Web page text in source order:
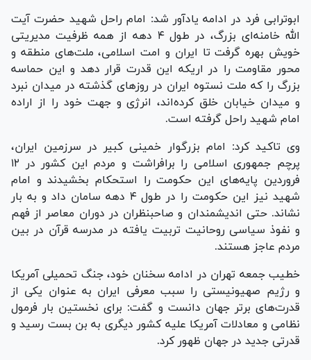
ابوترابی فرد در ادامه یادآور شد: امام راحل شهید حضرت آیت
الله خامنه‌ای بزرگ، در طول ۴ دهه از همه ظرفیت مدیریتی
خویش بهره گرفت تا ایران و امت اسلامی، ملت‌های منطقه و
محور مقاومت را در اریکه این قدرت قرار دهد و این حماسه
بزرگ را که ملت نستوه ایران در روز‌های گذشته در میدان نبرد
و میدان خیابان خلق کرده‌اند، انرژی و جهت خود را از اراده
امام شهید راحل گرفته است.
وی تاکید کرد: امام بزرگوار خمینی کبیر در سرزمین ایران،
پرچم جمهوری اسلامی را برافراشت و مردم این کشور در ۱۲
فروردین پایه‌های این حکومت را استحکام بخشیدند و امام
شهید نیز این حکومت را در طول ۴ دهه سامان داد و به بار
نشاند. حتی اندیشمندان و صاحبنظران در دوران معاصر از فهم
و نفوذ سیاسی روحانیت تربیت یافته در مدرسه قرآن در بین
مردم عاجز هستند.
خطیب جمعه تهران در ادامه سخنان خود، جنگ تحمیلی آمریکا
و رژیم صهیونیستی را سبب معرفی ایران به عنوان یکی از
قدرت‌های برتر جهان دانست و گفت: برای نخستین بار فرمول
نظامی و معادلات آمریکا علیه کشور دیگری به بن بست رسید و
قدرتی جدید در جهان ظهور کرد.